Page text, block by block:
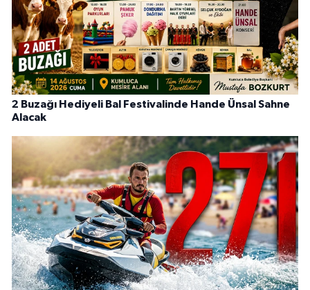
2 Buzağı Hediyeli Bal Festivalinde Hande Ünsal Sahne
Alacak